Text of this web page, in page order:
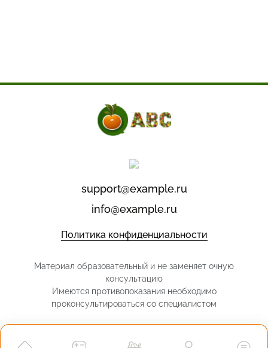
support@example.ru
info@example.ru
Политика конфиденциальности
Материал образовательный и не заменяет очную
консультацию
Имеются противопоказания необходимо
проконсультироваться со специалистом